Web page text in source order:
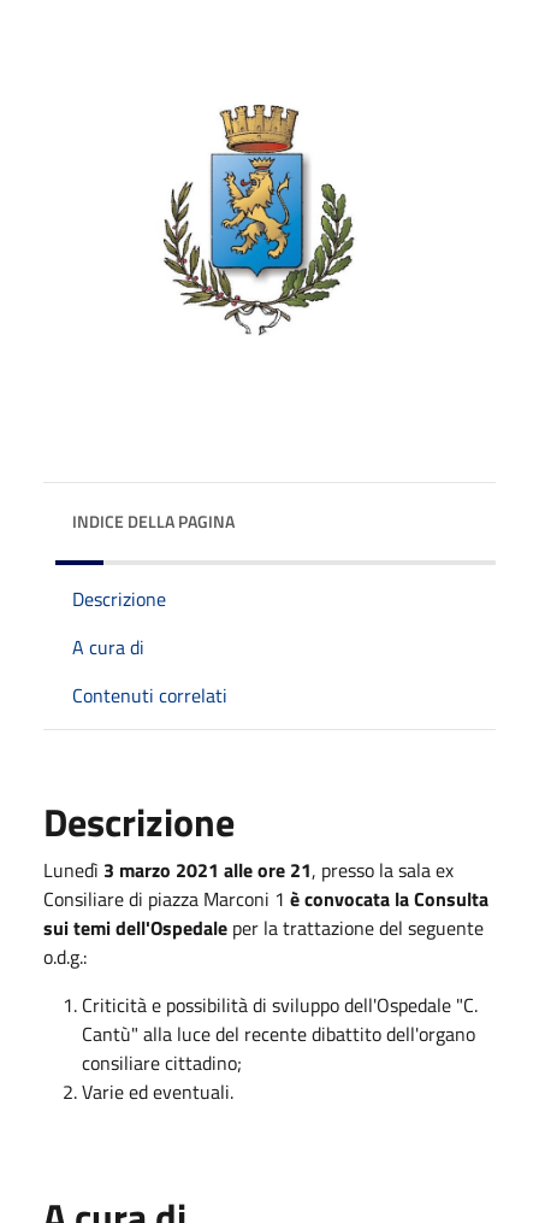
INDICE DELLA PAGINA
Descrizione
A cura di
Contenuti correlati
Descrizione
Lunedì 3 marzo 2021 alle ore 21, presso la sala ex
Consiliare di piazza Marconi 1 è convocata la Consulta
sui temi dell'Ospedale per la trattazione del seguente
o.d.g.:
Criticità e possibilità di sviluppo dell'Ospedale "C.
Cantù" alla luce del recente dibattito dell'organo
consiliare cittadino;
Varie ed eventuali.